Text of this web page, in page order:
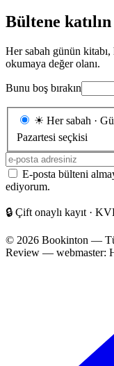
Bültene katılın
Her sabah günün kitabı,
okumaya değer olanı.
Bunu boş bırakın
Gönderim
☀ Her sabah ·
Pazartesi seçkisi
E-
posta
adresiniz
E-posta bülteni
ediyorum.
🔒 Çift onaylı kayıt ·
© 2026 Bookinton —
Review — webmaster: